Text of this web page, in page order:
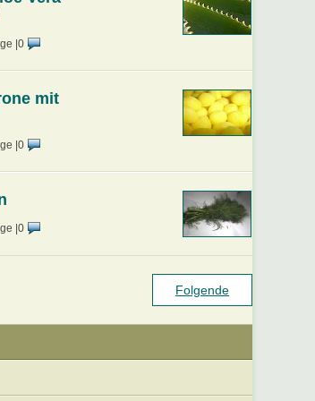
| 0
mit
| 0
| 0
Folgende